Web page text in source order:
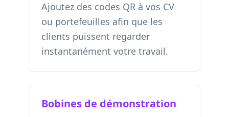
Ajoutez des codes QR à vos CV
ou portefeuilles afin que les
clients puissent regarder
instantanément votre travail.
Bobines de démonstration